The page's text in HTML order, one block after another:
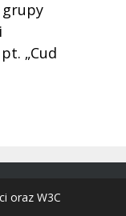
grupy
„Cud
oraz W3C